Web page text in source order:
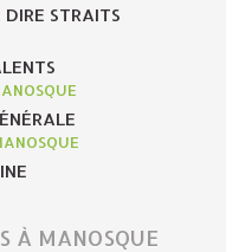
STRAITS
À MANOSQUE